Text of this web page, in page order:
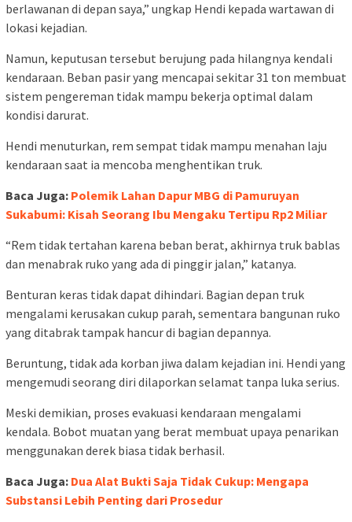
berlawanan di depan saya,” ungkap Hendi kepada wartawan di
lokasi kejadian.
Namun, keputusan tersebut berujung pada hilangnya kendali
kendaraan. Beban pasir yang mencapai sekitar 31 ton membuat
sistem pengereman tidak mampu bekerja optimal dalam
kondisi darurat.
Hendi menuturkan, rem sempat tidak mampu menahan laju
kendaraan saat ia mencoba menghentikan truk.
Baca Juga: Polemik Lahan Dapur MBG di Pamuruyan
Sukabumi: Kisah Seorang Ibu Mengaku Tertipu Rp2 Miliar
“Rem tidak tertahan karena beban berat, akhirnya truk bablas
dan menabrak ruko yang ada di pinggir jalan,” katanya.
Benturan keras tidak dapat dihindari. Bagian depan truk
mengalami kerusakan cukup parah, sementara bangunan ruko
yang ditabrak tampak hancur di bagian depannya.
Beruntung, tidak ada korban jiwa dalam kejadian ini. Hendi yang
mengemudi seorang diri dilaporkan selamat tanpa luka serius.
Meski demikian, proses evakuasi kendaraan mengalami
kendala. Bobot muatan yang berat membuat upaya penarikan
menggunakan derek biasa tidak berhasil.
Baca Juga: Dua Alat Bukti Saja Tidak Cukup: Mengapa
Substansi Lebih Penting dari Prosedur